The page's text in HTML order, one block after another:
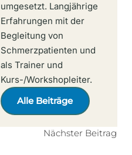
umgesetzt. Langjährige
Erfahrungen mit der
Begleitung von
Schmerzpatienten und
als Trainer und
Kurs-/Workshopleiter.
Alle Beiträge
Nächster Beitrag